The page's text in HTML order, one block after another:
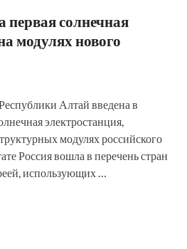
первая солнечная
модулях нового
Алтай введена в
электростанция,
модулях российского
Россия вошла в перечень стран
использующих …